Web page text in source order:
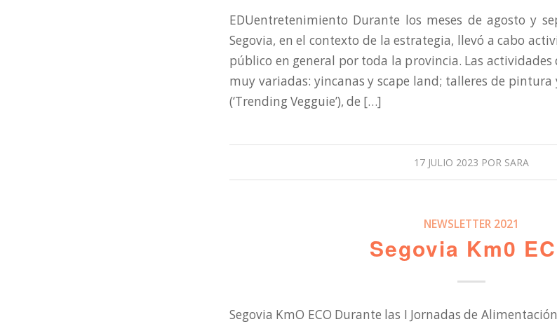
EDUentretenimiento Durante los meses de agosto y
Segovia, en el contexto de la estrategia, llevó a cabo
público en general por toda la provincia. Las
muy variadas: yincanas y scape land; talleres de
(‘Trending Vegguie’), de […]
17 JULIO 2023 POR SARA
NEWSLETTER 2021
Segovia Km0
Segovia KmO ECO Durante las I Jornadas de